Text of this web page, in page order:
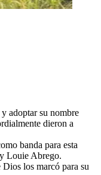
adoptar su nombre
dieron a
banda para esta
Louie Abrego.
los marcó para su